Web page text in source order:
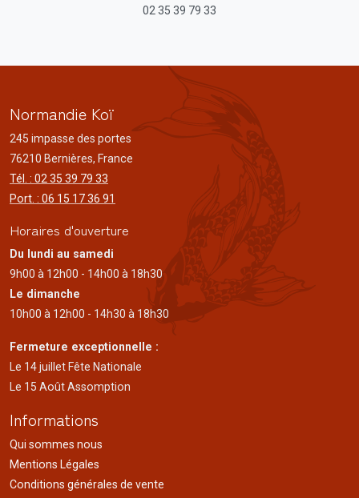
02 35 39 79 33
Normandie Koï
245 impasse des portes
76210 Bernières, France
Tél. : 02 35 39 79 33
Port. : 06 15 17 36 91
Horaires d'ouverture
Du lundi au samedi
9h00 à 12h00 - 14h00 à 18h30
Le dimanche
10h00 à 12h00 - 14h30 à 18h30
Fermeture exceptionnelle :
Le 14 juillet Fête Nationale
Le 15 Août Assomption
Informations
Qui sommes nous
Mentions Légales
Conditions générales de vente